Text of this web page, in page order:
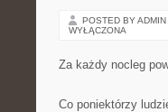
POSTED BY ADMIN
WYŁĄCZONA
Za każdy nocleg
Co poniektórzy